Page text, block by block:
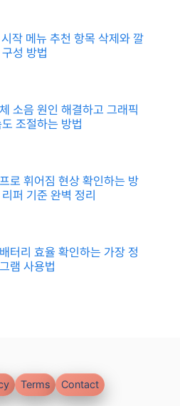
작 메뉴 추천 항목 삭제와 깔
성 방법
소음 원인 해결하고 그래픽
조절하는 방법
로 휘어짐 현상 확인하는 방
퍼 기준 완벽 정리
터리 효율 확인하는 가장 정
램 사용법
Terms Contact